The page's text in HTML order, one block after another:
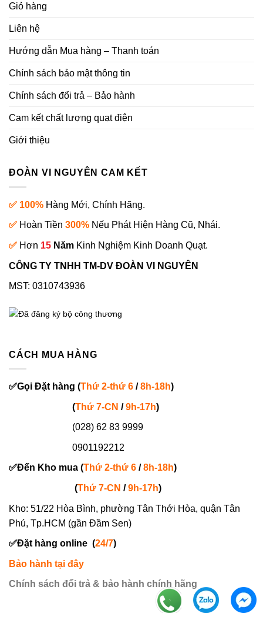
Giỏ hàng
Liên hệ
Hướng dẫn Mua hàng – Thanh toán
Chính sách bảo mật thông tin
Chính sách đổi trả – Bảo hành
Cam kết chất lượng quạt điện
Giới thiệu
ĐOÀN VI NGUYÊN CAM KẾT
✅ 100% Hàng Mới, Chính Hãng.
✅ Hoàn Tiền 300% Nếu Phát Hiện Hàng Cũ, Nhái.
✅ Hơn 15 Năm Kinh Nghiệm Kinh Doanh Quạt.
CÔNG TY TNHH TM-DV ĐOÀN VI NGUYÊN
MST: 0310743936
CÁCH MUA HÀNG
✅Gọi Đặt hàng (Thứ 2-thứ 6 /8h-18h)
(Thứ 7-CN /9h-17h)
(028) 62 83 9999
0901192212
✅Đến Kho mua (Thứ 2-thứ 6 /8h-18h)
(Thứ 7-CN /9h-17h)
Kho: 51/22 Hòa Bình, phường Tân Thới Hòa, quận Tân
Phú, Tp.HCM (gần Đầm Sen)
✅Đặt hàng online (24/7)
Bảo hành tại đây
Chính sách đổi trả & bảo hành chính hãng